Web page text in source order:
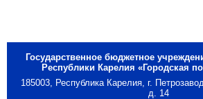
Государственное бюджетное
Республики Карелия «Городская
185003, Республика Карелия, г.
д. 14